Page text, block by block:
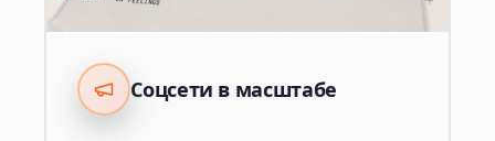
Соцсети в масштабе